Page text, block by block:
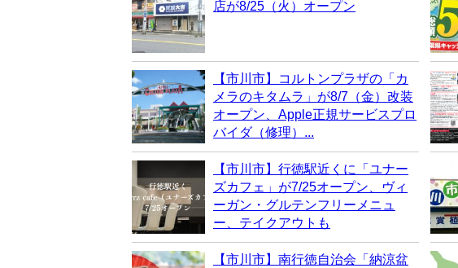
店が8/25（火）オープン
【市川市】コルトンプラザの「カ
メラのキタムラ」が8/7（金）改装
オープン、Apple正規サービスプロ
バイダ（修理）...
【市川市】行徳駅近くに「ユナー
ズカフェ」が7/25オープン、ヴィ
ーガン・グルテンフリーメニュ
ー、テイクアウトも
【市川市】南行徳自治会「納涼盆